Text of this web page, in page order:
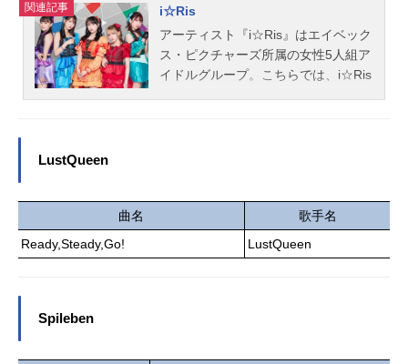
関連記事
i☆Ris
アーティスト『i☆Ris』はエイベック
ス・ピクチャーズ所属の女性5人組ア
イドルグループ。こちらでは、i☆Ris
LustQueen
曲名
歌手名
Ready,Steady,Go!
LustQueen
Spileben